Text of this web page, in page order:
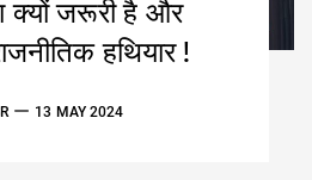
क्यों जरूरी है और
हथियार !
13 MAY 2024